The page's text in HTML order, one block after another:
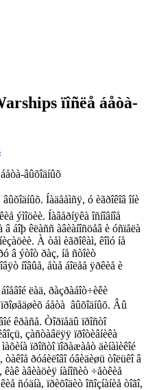
ïîñëå áåòà-
âûõîäíûõ
âûõîäíûõ. Íàäååìñÿ, ó èãðîêîâ îíè
ýìîöèè. Íàâåðíÿêà îñíîâíîå
áîþ êëàññ àâèàíîñöåâ è óñïåëà
À òåì èãðîêàì, êîìó íå
â ýòîò ðàç, íå ñòîèò
íîâûå, åùå áîëåå ÿðêèå è
ëàä, ðàçðàáîò÷èêè
áåòà  âûõîäíûõ. Âû
êðàñå. Òîðïåäû ïðîñòî
çàñòàâëÿÿ ïðîòèâíèêà
ïðîñòî ïîðàæàåò äèíàìèêîé
ðóáèëîâî óâèäèøü òîëüêî â
àâèàöèÿ íàíîñèò ÷åòêèå
ñóäíà, ïðèõîäèò îñîçíàíèå òîãî,